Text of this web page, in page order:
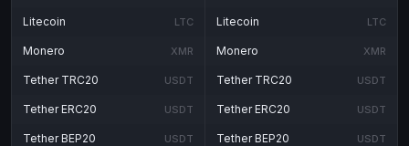
Litecoin LTC
Monero XMR
Tether TRC20 USDT
Tether ERC20 USDT
Tether BEP20 USDT
Litecoin LTC
Monero XMR
Tether TRC20 USDT
Tether ERC20 USDT
Tether BEP20 USDT